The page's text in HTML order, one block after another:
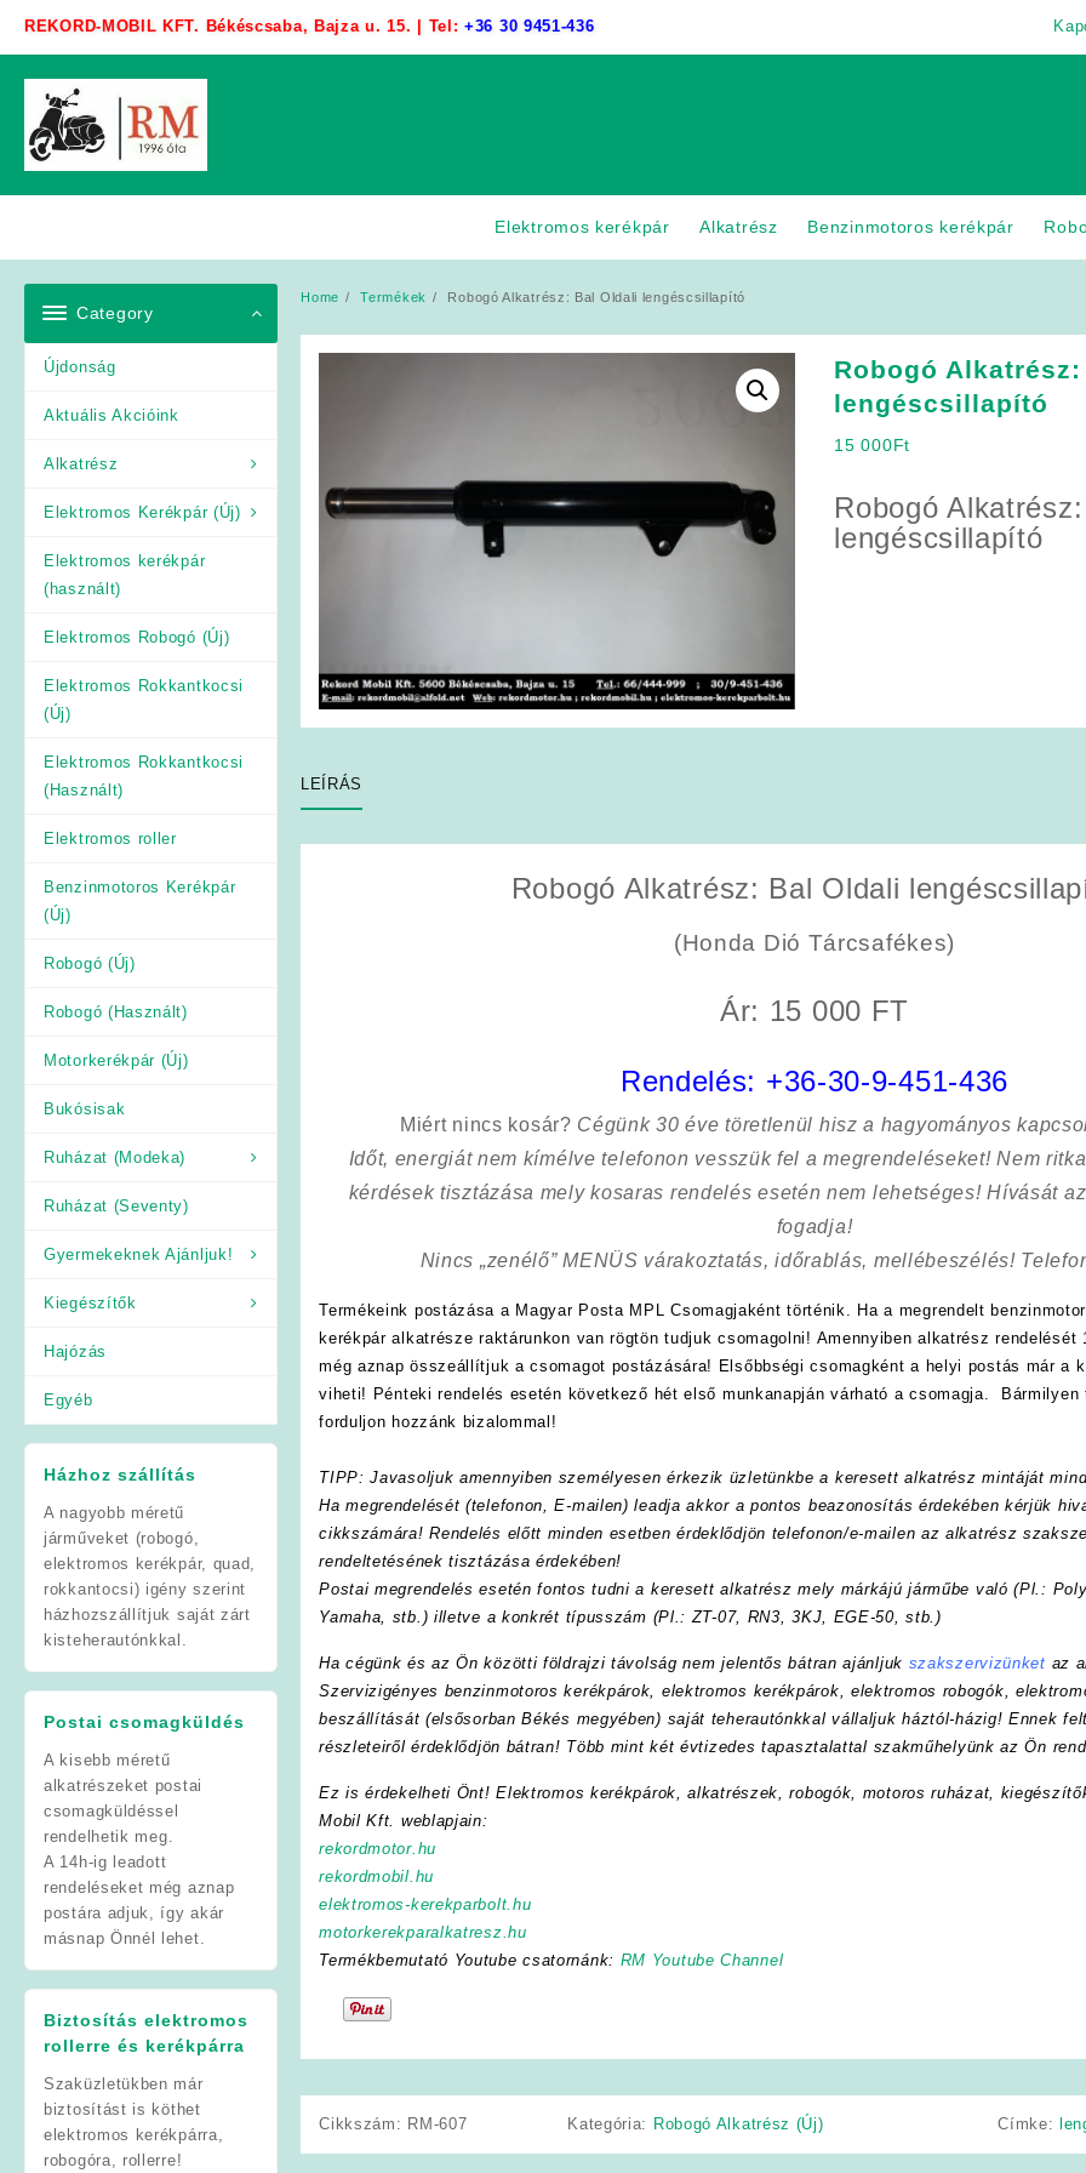
REKORD-MOBIL KFT. Békéscsaba, Bajza u. 15. | Tel:+36 30 9451-436
Elektromos kerékpár Alkatrész Benzinmotoros kerékpár
Category
Újdonság
Aktuális Akcióink
Alkatrész
Elektromos Kerékpár (Új)
Elektromos kerékpár
(használt)
Elektromos Robogó (Új)
Elektromos Rokkantkocsi
(Új)
Elektromos Rokkantkocsi
(Használt)
Elektromos roller
Benzinmotoros Kerékpár
(Új)
Robogó (Új)
Robogó (Használt)
Motorkerékpár (Új)
Bukósisak
Ruházat (Modeka)
Ruházat (Seventy)
Gyermekeknek Ajánljuk!
Kiegészítők
Hajózás
Egyéb
Házhoz szállítás
A nagyobb méretű
járműveket (robogó,
elektromos kerékpár, quad,
rokkantocsi) igény szerint
házhozszállítjuk saját zárt
kisteherautónkkal.
Postai csomagküldés
A kisebb méretű
alkatrészeket postai
csomagküldéssel
rendelhetik meg.
A 14h-ig leadott
rendeléseket még aznap
postára adjuk, így akár
másnap Önnél lehet.
Biztosítás elektromos
rollerre és kerékpárra
Szaküzletükben már
biztosítást is köthet
elektromos kerékpárra,
robogóra, rollerre!
Home Termékek Robogó Alkatrész: Bal Oldali lengéscsillapító
Robogó
lengéscsillapító
15 000Ft
Robogó
lengéscsillapító
LEÍRÁS
Robogó Alkatrész: Bal Oldali
(Honda Dió Tárcsafékes)
Ár: 15 000 FT
Rendelés: +36-30-9-451-436
Miért nincs kosár? Cégünk 30 éve töretlenül hisz a hagyományos
Időt, energiát nem kímélvetelefonon vesszük fel a megrendeléseket! Nem
kérdések tisztázása mely kosaras rendelés esetén nem lehetséges! Hívását
fogadja!
Nincs „zenélő” MENÜS várakoztatás, időrablás, mellébeszélés!
Termékeink postázása a Magyar Posta MPL Csomagjaként történik. Ha a megrendelt
kerékpár alkatrésze raktárunkon van rögtön tudjuk csomagolni! Amennyiben alkatrész rendelését
még aznap összeállítjuk a csomagot postázására! Elsőbbségi csomagként a helyi postás már a
viheti! Pénteki rendelés esetén következő hét első munkanapján várható a csomagja. Bármilyen
forduljon hozzánk bizalommal!
TIPP: Javasoljuk amennyiben személyesen érkezik üzletünkbe a keresett alkatrész mintáját
Ha megrendelését (telefonon, E-mailen) leadja akkor a pontos beazonosítás érdekében kérjük
cikkszámára! Rendelés előtt minden esetben érdeklődjön telefonon/e-mailen az alkatrész
rendeltetésének tisztázása érdekében!
Postai megrendelés esetén fontos tudni a keresett alkatrész mely márkájú járműbe való (Pl.:
Yamaha, stb.) illetve a konkrét típusszám (Pl.: ZT-07, RN3, 3KJ, EGE-50, stb.)
Ha cégünk és az Ön közötti földrajzi távolság nem jelentős bátran ajánljuk szakszervizünket az
Szervizigényes benzinmotoros kerékpárok, elektromos kerékpárok, elektromos robogók,
beszállítását (elsősorban Békés megyében) saját teherautónkkal vállaljuk háztól-házig! Ennek
részleteiről érdeklődjön bátran! Több mint két évtizedes tapasztalattal szakműhelyünk az Ön
Ez is érdekelheti Önt! Elektromos kerékpárok, alkatrészek, robogók, motoros ruházat,
Mobil Kft. weblapjain:
rekordmotor.hu
rekordmobil.hu
elektromos-kerekparbolt.hu
motorkerekparalkatresz.hu
Termékbemutató Youtube csatornánk: RM Youtube Channel
Cikkszám: RM-607 Kategória: Robogó Alkatrész (Új) Címke: